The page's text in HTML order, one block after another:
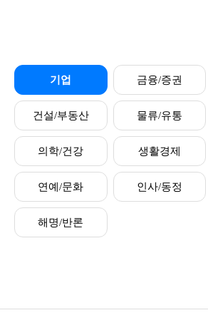
기업 금융/증권
건설/부동산 물류/유통
의학/건강 생활경제
연예/문화 인사/동정
해명/반론